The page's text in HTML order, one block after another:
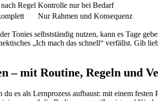
Regel Kontrolle nur bei Bedarf
Nur Rahmen und Konsequenz
Tonies selbstständig nutzen, kann es Tage
„Ich mach das schnell“ verfällst. Gib
– mit Routine, Regeln und
es als Lernprozess aufbaust: mit einem